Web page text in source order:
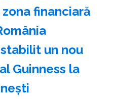
financiară
un nou
Guinness la